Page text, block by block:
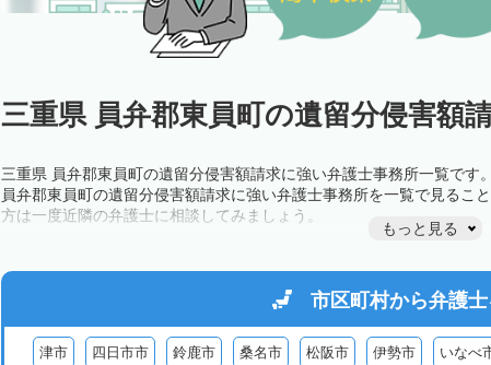
三重県 員弁郡東員町の遺留分侵害額
三重県 員弁郡東員町の遺留分侵害額請求に強い弁護士事務所一覧で
員弁郡東員町の遺留分侵害額請求に強い弁護士事務所を一覧で見るこ
方は一度近隣の弁護士に相談してみましょう。
もっと見る
市区町村から弁護
津市 四日市市 鈴鹿市 桑名市 松阪市 伊勢市 いなべ